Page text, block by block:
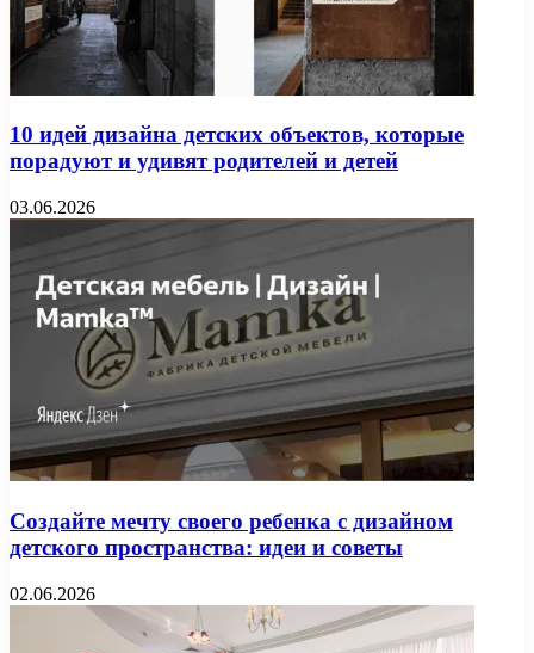
10 идей дизайна детских объектов, которые
порадуют и удивят родителей и детей
03.06.2026
Создайте мечту своего ребенка с дизайном
детского пространства: идеи и советы
02.06.2026